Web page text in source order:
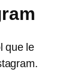
que le